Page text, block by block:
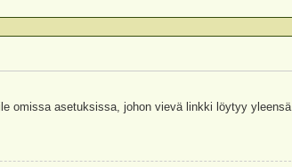
omissa asetuksissa, johon vievä linkki löytyy yleensä